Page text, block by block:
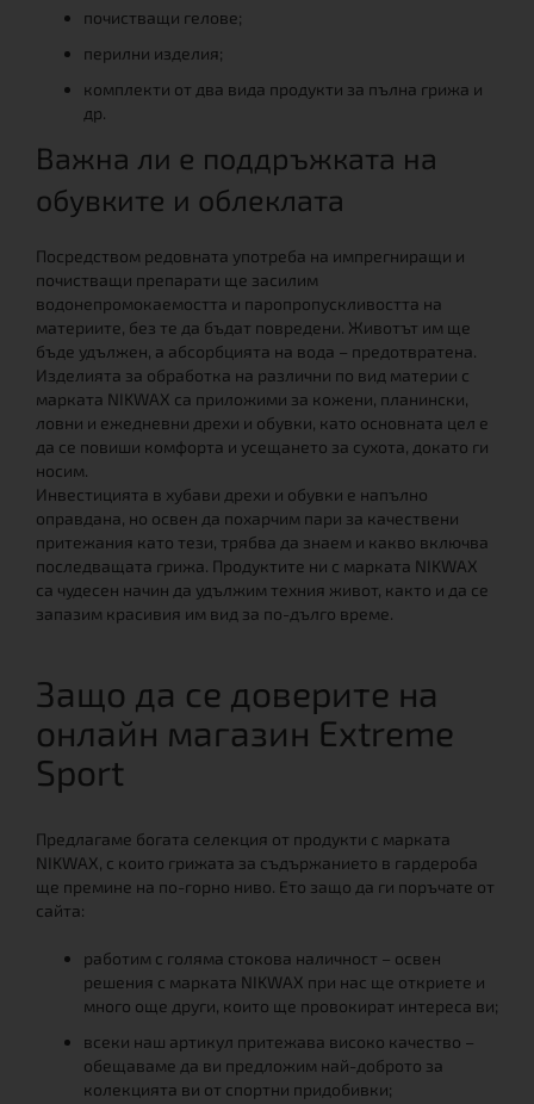
почистващи гелове;
перилни изделия;
комплекти от два вида продукти за пълна грижа и
др.
Важна ли е поддръжката на
обувките и облеклата
Посредством редовната употреба на импрегниращи и
почистващи препарати ще засилим
водонепромокаемостта и паропропускливостта на
материите, без те да бъдат повредени. Животът им ще
бъде удължен, а абсорбцията на вода – предотвратена.
Изделията за обработка на различни по вид материи с
марката NIKWAX са приложими за кожени, планински,
ловни и ежедневни дрехи и обувки, като основната цел е
да се повиши комфорта и усещането за сухота, докато ги
носим.
Инвестицията в хубави дрехи и обувки е напълно
оправдана, но освен да похарчим пари за качествени
притежания като тези, трябва да знаем и какво включва
последващата грижа. Продуктите ни с марката NIKWAX
са чудесен начин да удължим техния живот, както и да се
запазим красивия им вид за по-дълго време.
Защо да се доверите на
онлайн магазин Extreme
Sport
Предлагаме богата селекция от продукти с марката
NIKWAX, с които грижата за съдържанието в гардероба
ще премине на по-горно ниво. Ето защо да ги поръчате от
сайта:
работим с голяма стокова наличност – освен
решения с марката NIKWAX при нас ще откриете и
много още други, които ще провокират интереса ви;
всеки наш артикул притежава високо качество –
обещаваме да ви предложим най-доброто за
колекцията ви от спортни придобивки;